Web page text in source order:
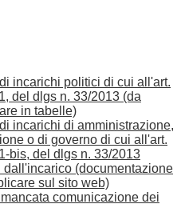
incarichi politici di cui all'art.
del dlgs n. 33/2013 (da
in tabelle)
incarichi di amministrazione,
o di governo di cui all'art.
bis, del dlgs n. 33/2013
dall'incarico (documentazione
sul sito web)
comunicazione dei